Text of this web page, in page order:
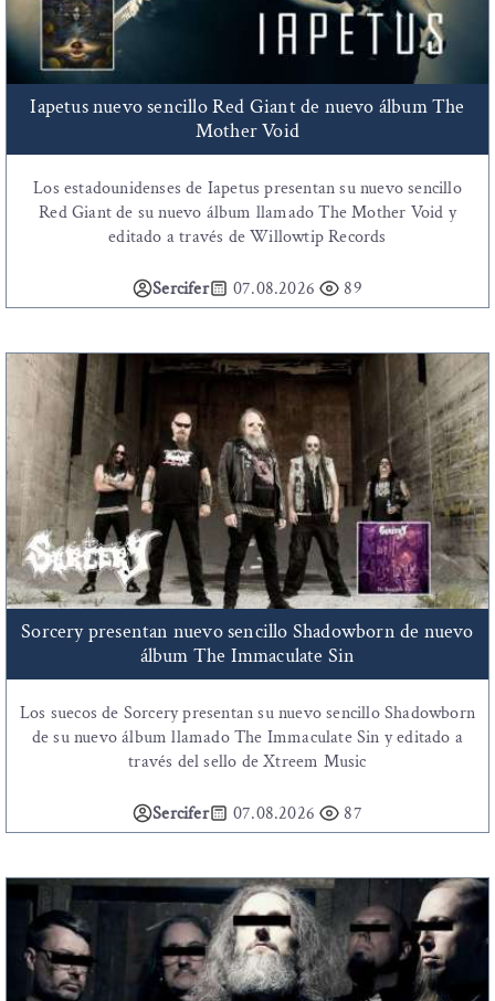
Iapetus nuevo sencillo Red Giant de nuevo álbum The
Mother Void
Los estadounidenses de Iapetus presentan su nuevo sencillo
Red Giant de su nuevo álbum llamado The Mother Void y
editado a través de Willowtip Records
Sercifer 07.08.2026 89
Sorcery presentan nuevo sencillo Shadowborn de nuevo
álbum The Immaculate Sin
Los suecos de Sorcery presentan su nuevo sencillo Shadowborn
de su nuevo álbum llamado The Immaculate Sin y editado a
través del sello de Xtreem Music
Sercifer 07.08.2026 87